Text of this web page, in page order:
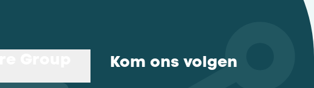
Kom ons volgen